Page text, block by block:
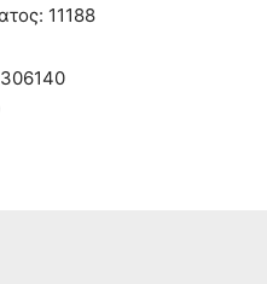
11188